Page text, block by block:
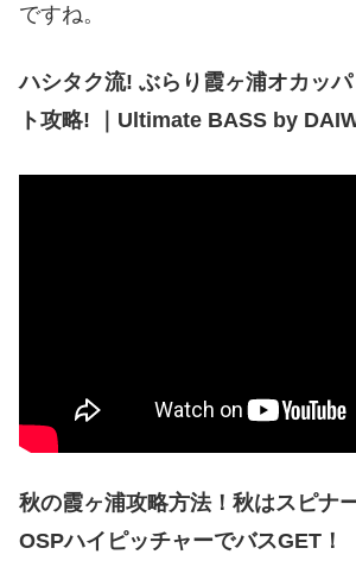
ですね。
ハシタク流! ぶらり霞ヶ浦オカッ
ト攻略! ｜Ultimate BASS by
秋の霞ヶ浦攻略方法！秋はスピナ
OSPハイピッチャーでバスGET！